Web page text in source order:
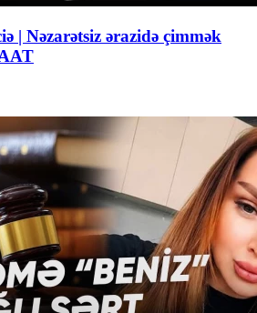
| Nəzarətsiz ərazidə çimmək